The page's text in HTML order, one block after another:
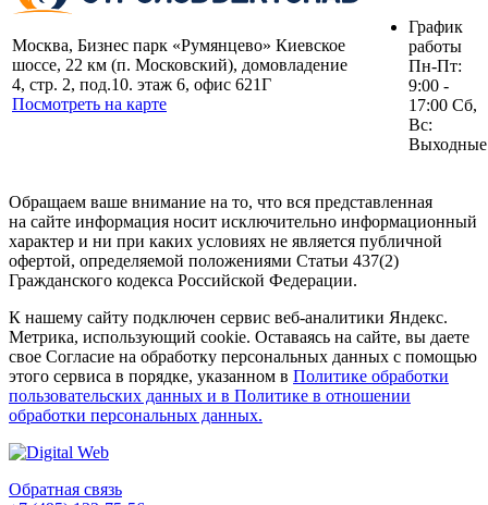
Москва, Бизнес парк «Румянцево» Киевское
шоссе, 22 км (п. Московский), домовладение
4, стр. 2, под.10. этаж 6, офис 621Г
Посмотреть на карте
График
работы
Пн-Пт:
9:00 -
17:00 Сб,
Вс:
Выходные
Обращаем ваше внимание на то, что вся представленная
на сайте информация носит исключительно информационный
характер и ни при каких условиях не является публичной
офертой, определяемой положениями Статьи 437(2)
Гражданского кодекса Российской Федерации.
К нашему сайту подключен сервис веб-аналитики Яндекс.
Метрика, использующий cookie. Оставаясь на сайте, вы даете
свое Согласие на обработку персональных данных с помощью
этого сервиса в порядке, указанном в Политике обработки
пользовательских данных и в Политике в отношении
обработки персональных данных.
Обратная связь